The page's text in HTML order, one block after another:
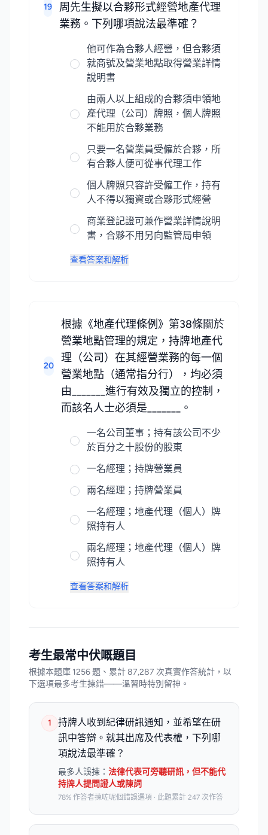
19
周先生擬以合夥形式經營地產代理
業務。下列哪項說法最準確？
他可作為合夥人經營，但合夥須
就商號及營業地點取得營業詳情
說明書
由兩人以上組成的合夥須申領地
產代理（公司）牌照，個人牌照
不能用於合夥業務
只要一名營業員受僱於合夥，所
有合夥人便可從事代理工作
個人牌照只容許受僱工作，持有
人不得以獨資或合夥形式經營
商業登記證可兼作營業詳情說明
書，合夥不用另向監管局申領
查看答案和解析
20
根據《地產代理條例》第38條關於
營業地點管理的規定，持牌地產代
理（公司）在其經營業務的每一個
營業地點（通常指分行），均必須
由_______進行有效及獨立的控制，
而該名人士必須是_______。
一名公司董事；持有該公司不少
於百分之十股份的股東
一名經理；持牌營業員
兩名經理；持牌營業員
一名經理；地產代理（個人）牌
照持有人
兩名經理；地產代理（個人）牌
照持有人
查看答案和解析
考生最常中伏嘅題目
根據本題庫 1256 題、累計 87,287 次真實作答統計，以
下選項最多考生揀錯——溫習時特別留神。
1
持牌人收到紀律研訊通知，並希望在研
訊中答辯。就其出席及代表權，下列哪
項說法最準確？
最多人誤揀： 法律代表可旁聽研訊，但不能代
持牌人提問證人或陳詞
78% 作答者揀咗呢個錯誤選項 · 此題累計 247 次作答